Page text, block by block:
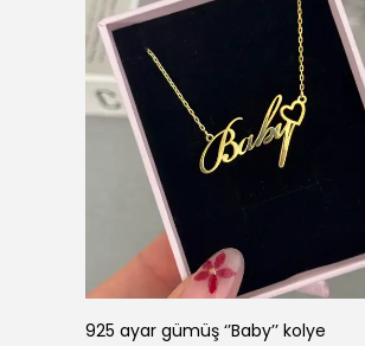
925 ayar gümüş ‘’Baby’’ kolye